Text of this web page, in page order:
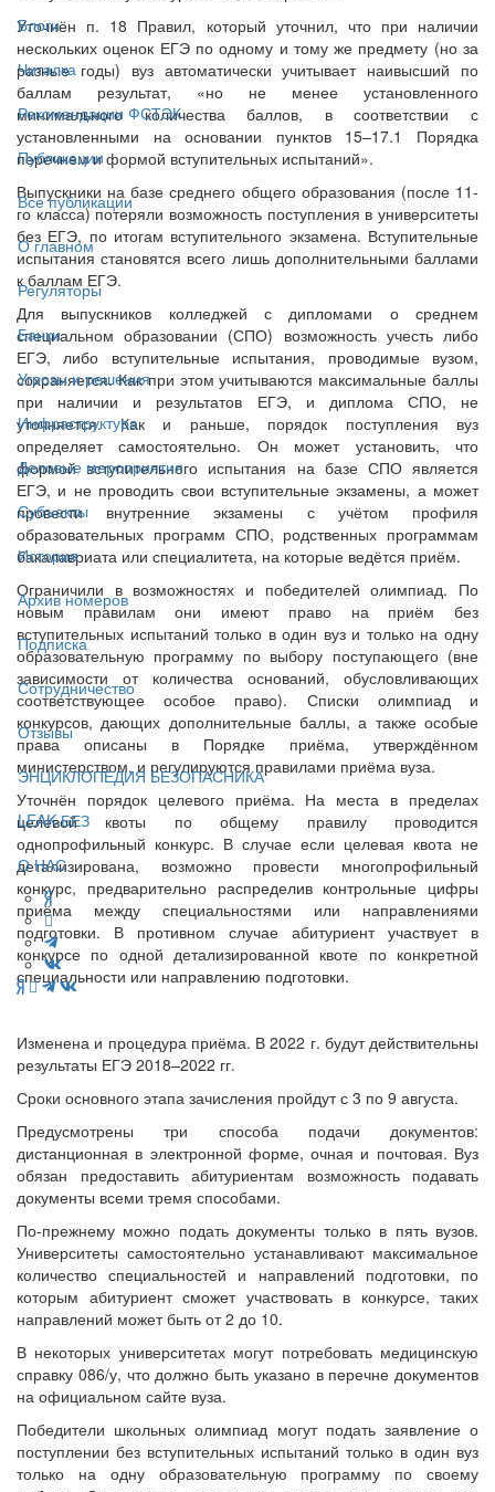
Блоги
Читалка
Рекомендации ФСТЭК
Публикации
Все публикации
О главном
Регуляторы
Банки
Угрозы и решения
Инфраструктура
Деловые мероприятия
Субъекты
История
Архив номеров
Подписка
Сотрудничество
Отзывы
ЭНЦИКЛОПЕДИЯ БЕЗОПАСНИКА
LEAK-БЕЗ
О НАС
Уточнён п. 18 Правил, который уточнил, что при наличии
нескольких оценок ЕГЭ по одному и тому же предмету (но за
разные годы) вуз автоматически учитывает наивысший по
баллам результат, «но не менее установленного
минимального количества баллов, в соответствии с
установленными на основании пунктов 15–17.1 Порядка
перечнем и формой вступительных испытаний».
Выпускники на базе среднего общего образования (после 11-
го класса) потеряли возможность поступления в университеты
без ЕГЭ, по итогам вступительного экзамена. Вступительные
испытания становятся всего лишь дополнительными баллами
к баллам ЕГЭ.
Для выпускников колледжей с дипломами о среднем
специальном образовании (СПО) возможность учесть либо
ЕГЭ, либо вступительные испытания, проводимые вузом,
сохраняется. Как при этом учитываются максимальные баллы
при наличии и результатов ЕГЭ, и диплома СПО, не
уточняется. Как и раньше, порядок поступления вуз
определяет самостоятельно. Он может установить, что
формой вступительного испытания на базе СПО является
ЕГЭ, и не проводить свои вступительные экзамены, а может
провести внутренние экзамены с учётом профиля
образовательных программ СПО, родственных программам
бакалавриата или специалитета, на которые ведётся приём.
Ограничили в возможностях и победителей олимпиад. По
новым правилам они имеют право на приём без
вступительных испытаний только в один вуз и только на одну
образовательную программу по выбору поступающего (вне
зависимости от количества оснований, обусловливающих
соответствующее особое право). Списки олимпиад и
конкурсов, дающих дополнительные баллы, а также особые
права описаны в Порядке приёма, утверждённом
министерством, и регулируются правилами приёма вуза.
Уточнён порядок целевого приёма. На места в пределах
целевой квоты по общему правилу проводится
однопрофильный конкурс. В случае если целевая квота не
детализирована, возможно провести многопрофильный
конкурс, предварительно распределив контрольные цифры
приёма между специальностями или направлениями
подготовки. В противном случае абитуриент участвует в
конкурсе по одной детализированной квоте по конкретной
специальности или направлению подготовки.
Изменена и процедура приёма. В 2022 г. будут действительны
результаты ЕГЭ 2018–2022 гг.
Сроки основного этапа зачисления пройдут с 3 по 9 августа.
Предусмотрены три способа подачи документов:
дистанционная в электронной форме, очная и почтовая. Вуз
обязан предоставить абитуриентам возможность подавать
документы всеми тремя способами.
По-прежнему можно подать документы только в пять вузов.
Университеты самостоятельно устанавливают максимальное
количество специальностей и направлений подготовки, по
которым абитуриент сможет участвовать в конкурсе, таких
направлений может быть от 2 до 10.
В некоторых университетах могут потребовать медицинскую
справку 086/у, что должно быть указано в перечне документов
на официальном сайте вуза.
Победители школьных олимпиад могут подать заявление о
поступлении без вступительных испытаний только в один вуз
только на одну образовательную программу по своему